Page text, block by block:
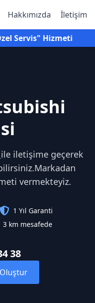
Hakkımızda İletişim
Servis" Hizmeti
ile iletişime geçerek
vermekteyiz.
1 Yıl Garanti
3 km mesafede
38
Oluştur